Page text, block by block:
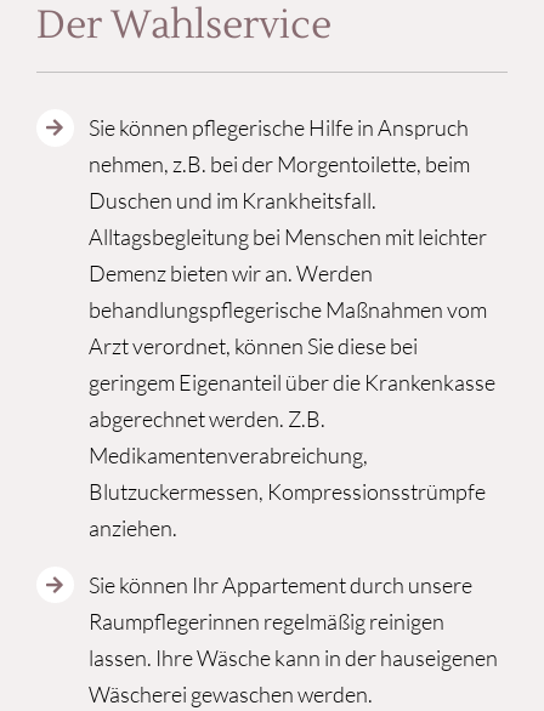
Der Wahlservice
Sie können pflegerische Hilfe in Anspruch
nehmen, z.B. bei der Morgentoilette, beim
Duschen und im Krankheitsfall.
Alltagsbegleitung bei Menschen mit leichter
Demenz bieten wir an. Werden
behandlungspflegerische Maßnahmen vom
Arzt verordnet, können Sie diese bei
geringem Eigenanteil über die Krankenkasse
abgerechnet werden. Z.B.
Medikamentenverabreichung,
Blutzuckermessen, Kompressionsstrümpfe
anziehen.
Sie können Ihr Appartement durch unsere
Raumpflegerinnen regelmäßig reinigen
lassen. Ihre Wäsche kann in der hauseigenen
Wäscherei gewaschen werden.